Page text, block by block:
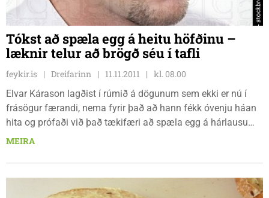
Tókst að spæla egg á heitu höfðinu –
læknir telur að brögð séu í tafli
feykir.is Dreifarinn 11.11.2011
kl. 08.00
Elvar Kárason lagðist í rúmið á dögunum sem ekki er nú í
frásögur færandi, nema fyrir það að hann fékk óvenju háan
hita og prófaði við það tækifæri að spæla egg á hárlausu
MEIRA